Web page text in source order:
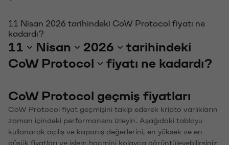
11 Nisan 2026 tarihindeki CoW Protocol fiyatı ne
kadardı?
11 Nisan 2026
tarihindeki
CoW Protocol
fiyatı ne kadardı?
CoW Protocol geçmiş fiyatları
CoW Protocol fiyat geçmişini takip ederek kripto varlıkların
zaman içindeki performansını izleyin. Aşağıdaki tabloyu
kullanarak açılış ve kapanış değerlerini, en yüksek ve en
düşük fiyatları ve işlem hacmini kolayca görüntüleyebilirsiniz.